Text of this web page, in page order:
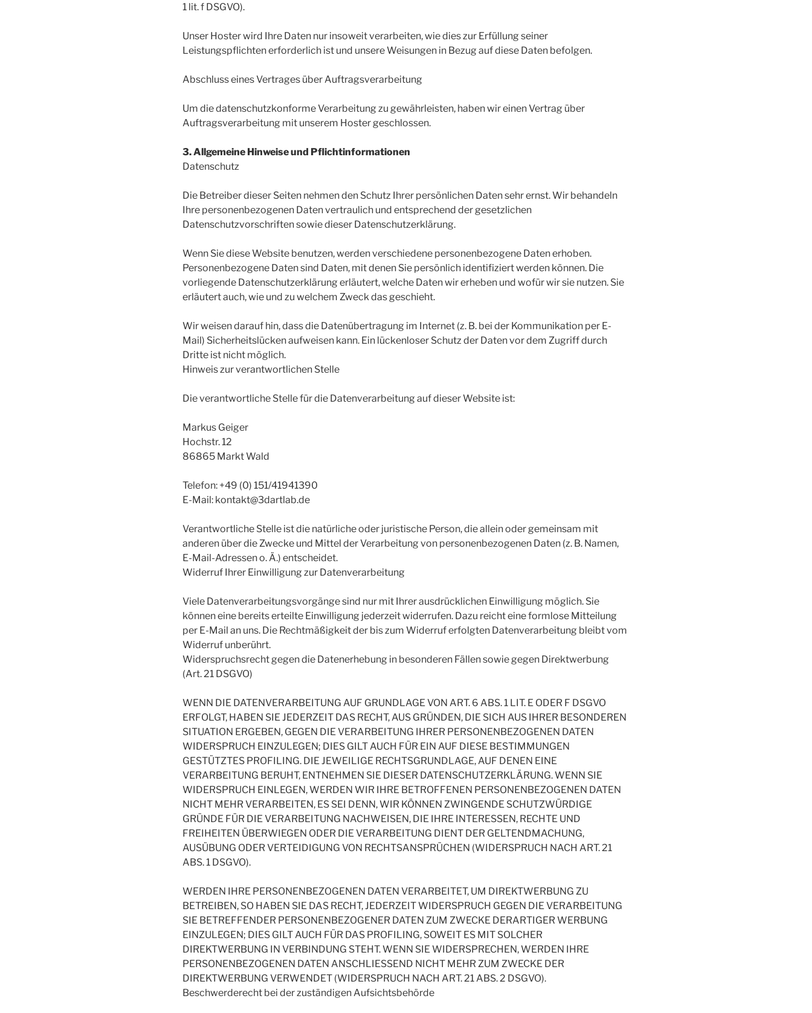
1 lit. f DSGVO).
Unser Hoster wird Ihre Daten nur insoweit verarbeiten, wie dies zur Erfüllung seiner
Leistungspflichten erforderlich ist und unsere Weisungen in Bezug auf diese Daten befolgen.
Abschluss eines Vertrages über Auftragsverarbeitung
Um die datenschutzkonforme Verarbeitung zu gewährleisten, haben wir einen Vertrag über
Auftragsverarbeitung mit unserem Hoster geschlossen.
3. Allgemeine Hinweise und Pflichtinformationen
Datenschutz
Die Betreiber dieser Seiten nehmen den Schutz Ihrer persönlichen Daten sehr ernst. Wir behandeln
Ihre personenbezogenen Daten vertraulich und entsprechend der gesetzlichen
Datenschutzvorschriften sowie dieser Datenschutzerklärung.
Wenn Sie diese Website benutzen, werden verschiedene personenbezogene Daten erhoben.
Personenbezogene Daten sind Daten, mit denen Sie persönlich identifiziert werden können. Die
vorliegende Datenschutzerklärung erläutert, welche Daten wir erheben und wofür wir sie nutzen. Sie
erläutert auch, wie und zu welchem Zweck das geschieht.
Wir weisen darauf hin, dass die Datenübertragung im Internet (z. B. bei der Kommunikation per E-
Mail) Sicherheitslücken aufweisen kann. Ein lückenloser Schutz der Daten vor dem Zugriff durch
Dritte ist nicht möglich.
Hinweis zur verantwortlichen Stelle
Die verantwortliche Stelle für die Datenverarbeitung auf dieser Website ist:
Markus Geiger
Hochstr. 12
86865 Markt Wald
Telefon: +49 (0) 151/41941390
E-Mail: kontakt@3dartlab.de
Verantwortliche Stelle ist die natürliche oder juristische Person, die allein oder gemeinsam mit
anderen über die Zwecke und Mittel der Verarbeitung von personenbezogenen Daten (z. B. Namen,
E-Mail-Adressen o. Ä.) entscheidet.
Widerruf Ihrer Einwilligung zur Datenverarbeitung
Viele Datenverarbeitungsvorgänge sind nur mit Ihrer ausdrücklichen Einwilligung möglich. Sie
können eine bereits erteilte Einwilligung jederzeit widerrufen. Dazu reicht eine formlose Mitteilung
per E-Mail an uns. Die Rechtmäßigkeit der bis zum Widerruf erfolgten Datenverarbeitung bleibt vom
Widerruf unberührt.
Widerspruchsrecht gegen die Datenerhebung in besonderen Fällen sowie gegen Direktwerbung
(Art. 21 DSGVO)
WENN DIE DATENVERARBEITUNG AUF GRUNDLAGE VON ART. 6 ABS. 1 LIT. E ODER F DSGVO
ERFOLGT, HABEN SIE JEDERZEIT DAS RECHT, AUS GRÜNDEN, DIE SICH AUS IHRER BESONDEREN
SITUATION ERGEBEN, GEGEN DIE VERARBEITUNG IHRER PERSONENBEZOGENEN DATEN
WIDERSPRUCH EINZULEGEN; DIES GILT AUCH FÜR EIN AUF DIESE BESTIMMUNGEN
GESTÜTZTES PROFILING. DIE JEWEILIGE RECHTSGRUNDLAGE, AUF DENEN EINE
VERARBEITUNG BERUHT, ENTNEHMEN SIE DIESER DATENSCHUTZERKLÄRUNG. WENN SIE
WIDERSPRUCH EINLEGEN, WERDEN WIR IHRE BETROFFENEN PERSONENBEZOGENEN DATEN
NICHT MEHR VERARBEITEN, ES SEI DENN, WIR KÖNNEN ZWINGENDE SCHUTZWÜRDIGE
GRÜNDE FÜR DIE VERARBEITUNG NACHWEISEN, DIE IHRE INTERESSEN, RECHTE UND
FREIHEITEN ÜBERWIEGEN ODER DIE VERARBEITUNG DIENT DER GELTENDMACHUNG,
AUSÜBUNG ODER VERTEIDIGUNG VON RECHTSANSPRÜCHEN (WIDERSPRUCH NACH ART. 21
ABS. 1 DSGVO).
WERDEN IHRE PERSONENBEZOGENEN DATEN VERARBEITET, UM DIREKTWERBUNG ZU
BETREIBEN, SO HABEN SIE DAS RECHT, JEDERZEIT WIDERSPRUCH GEGEN DIE VERARBEITUNG
SIE BETREFFENDER PERSONENBEZOGENER DATEN ZUM ZWECKE DERARTIGER WERBUNG
EINZULEGEN; DIES GILT AUCH FÜR DAS PROFILING, SOWEIT ES MIT SOLCHER
DIREKTWERBUNG IN VERBINDUNG STEHT. WENN SIE WIDERSPRECHEN, WERDEN IHRE
PERSONENBEZOGENEN DATEN ANSCHLIESSEND NICHT MEHR ZUM ZWECKE DER
DIREKTWERBUNG VERWENDET (WIDERSPRUCH NACH ART. 21 ABS. 2 DSGVO).
Beschwerderecht bei der zuständigen Aufsichtsbehörde